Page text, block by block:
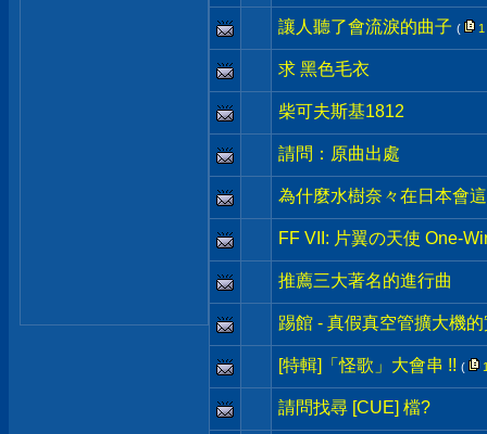
讓人聽了會流淚的曲子 ( 1
求 黑色毛衣
柴可夫斯基1812
請問：原曲出處
為什麼水樹奈々在日本會
FF VII: 片翼の天使 One-
推薦三大著名的進行曲
踢館 - 真假真空管擴大機
[特輯]「怪歌」大會串 !! (
請問找尋 [CUE] 檔?